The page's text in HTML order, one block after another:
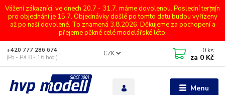
Vážení zákazníci, ve dnech 20.7 - 31.7. máme dovolenou. Poslední termín
pro objednání je 15.7. Objednávky došlé po tomto datu budou vyřízeny
až po naší dovolené. To znamená 3.8.2026. Děkujeme za pochopení a
přejeme pěkné celé modelářské léto.
Menu
CZK
+420 777 286 674
(Po - Pá 8 - 16 hod.)
0 ks
za 0 Kč